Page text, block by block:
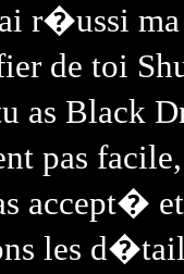
r�ussi
de toi
as Black
pas
les